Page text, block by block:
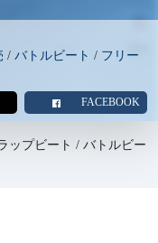
/ バトルビート / フリー
FACEBOOK
ップビート / バトルビー